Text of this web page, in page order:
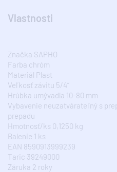
Vlastnosti
Značka SAPHO
Farba chróm
Materiál Plast
Veľkosť závitu 5/4“
Hrúbka umývadla 10-80 mm
Vybavenie neuzatvárateľný s
prepadu
Hmotnosť/ks 0,1250 kg
Balenie 1 ks
EAN 8590913999239
Taric 39249000
Záruka 2 roky